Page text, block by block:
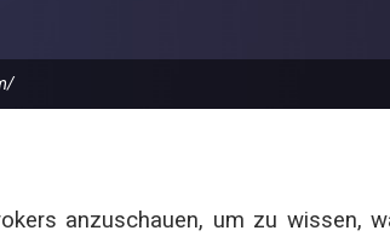
anzuschauen, um zu wissen,